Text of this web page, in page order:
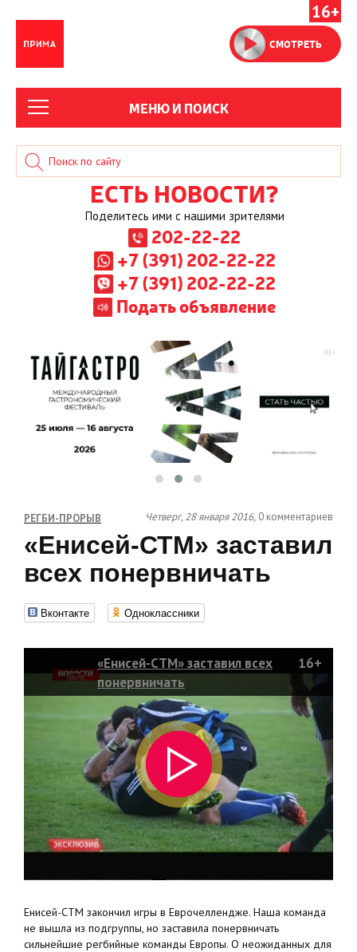
16+
СМОТРЕТЬ
МЕНЮ И ПОИСК
ЕСТЬ НОВОСТИ?
Поделитесь ими с нашими зрителями
202-22-22
+7 (391) 202-22-22
+7 (391) 202-22-22
Подать объявление
РЕГБИ-ПРОРЫВ Четверг, 28 января 2016, 0 комментариев
«Енисей-СТМ» заставил
всех понервничать
Вконтакте Одноклассники
«Енисей-СТМ» заставил всех
понервничать
16+
Енисей-СТМ закончил игры в Еврочеллендже. Наша команда
не вышла из подгруппы, но заставила понервничать
сильнейшие регбийные команды Европы. О неожиданных для